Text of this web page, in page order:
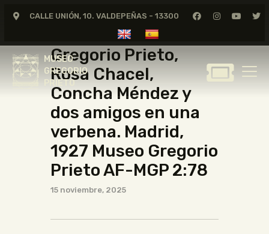
CALLE UNIÓN, 10. VALDEPEÑAS - 13300
MUSEO
GREGORIO
PRIETO
MUSEO
GREGORIO
PRIETO
GREGORIO PRIETO
MUSEO
ARCHIVO
CERTAMEN DE DIBUJO
FUNDACIÓN
TIENDA
amigos en una verbena. Madrid, 1927
Maruja Mallo,
Gregorio Prieto,
Rosa Chacel,
Concha Méndez y
dos amigos en una
verbena. Madrid,
1927 Museo Gregorio
Prieto AF-MGP 2:78
15 noviembre, 2025